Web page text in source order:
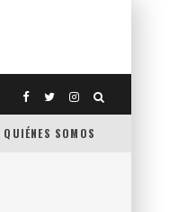
QUIÉNES SOMOS